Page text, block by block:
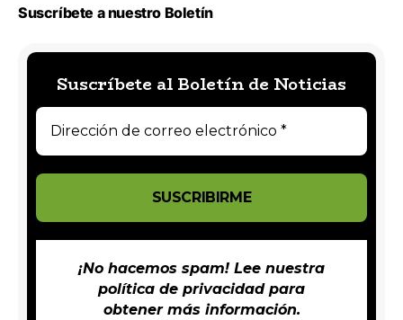
Suscríbete a nuestro Boletín
Suscríbete al Boletín de Noticias
¡No hacemos spam! Lee nuestra
política de privacidadpara
obtener más información.